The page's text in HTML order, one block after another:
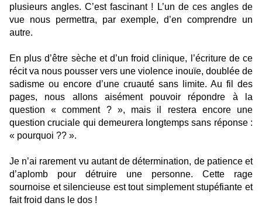
plusieurs angles. C’est fascinant ! L’un de ces angles de
vue nous permettra, par exemple, d’en comprendre un
autre.
En plus d’être sèche et d’un froid clinique, l’écriture de ce
récit va nous pousser vers une violence inouïe, doublée de
sadisme ou encore d’une cruauté sans limite. Au fil des
pages, nous allons aisément pouvoir répondre à la
question « comment ? », mais il restera encore une
question cruciale qui demeurera longtemps sans réponse :
« pourquoi ?? ».
Je n’ai rarement vu autant de détermination, de patience et
d’aplomb pour détruire une personne. Cette rage
sournoise et silencieuse est tout simplement stupéfiante et
fait froid dans le dos !